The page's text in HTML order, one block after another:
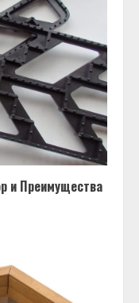
и Преимущества